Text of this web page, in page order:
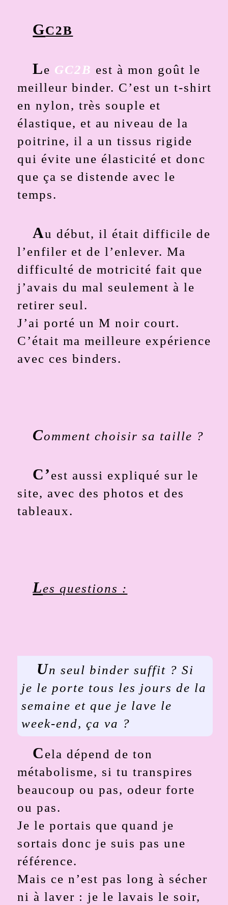
GC2B
Le GC2B est à mon goût le
meilleur binder. C’est un t-shirt
en nylon, très souple et
élastique, et au niveau de la
poitrine, il a un tissus rigide
qui évite une élasticité et donc
que ça se distende avec le
temps.
Au début, il était difficile de
l’enfiler et de l’enlever. Ma
difficulté de motricité fait que
j’avais du mal seulement à le
retirer seul.
J’ai porté un M noir court.
C’était ma meilleure expérience
avec ces binders.
Comment choisir sa taille ?
C’est aussi expliqué sur le
site, avec des photos et des
tableaux.
Les questions :
Un seul binder suffit ? Si
je le porte tous les jours de la
semaine et que je lave le
week-end, ça va ?
Cela dépend de ton
métabolisme, si tu transpires
beaucoup ou pas, odeur forte
ou pas.
Je le portais que quand je
sortais donc je suis pas une
référence.
Mais ce n’est pas long à sécher
ni à laver : je le lavais le soir,